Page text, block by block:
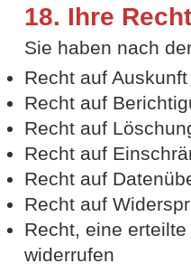
18. Ihre
Sie haben nach
Recht auf
Recht auf
Recht auf
Recht auf
Recht auf
Recht auf
Recht, eine
widerrufen